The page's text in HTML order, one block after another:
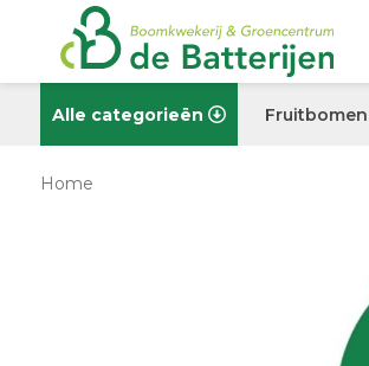
Alle categorieën Fruitbomen
Home